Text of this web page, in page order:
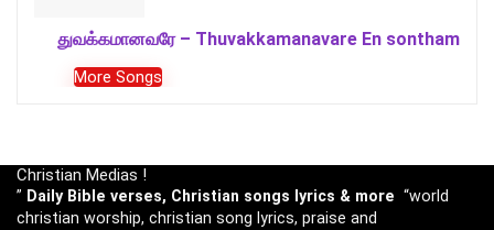
துவக்கமானவரே – Thuvakkamanavare En sontham
More Songs
Christian Medias !
” Daily Bible verses, Christian songs lyrics & more “world
christian worship, christian song lyrics, praise and